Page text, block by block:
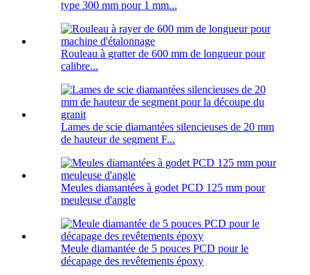
type 300 mm pour 1 mm...
Rouleau à gratter de 600 mm de longueur pour
calibre...
Lames de scie diamantées silencieuses de 20 mm
de hauteur de segment F...
Meules diamantées à godet PCD 125 mm pour
meuleuse d'angle
Meule diamantée de 5 pouces PCD pour le
décapage des revêtements époxy